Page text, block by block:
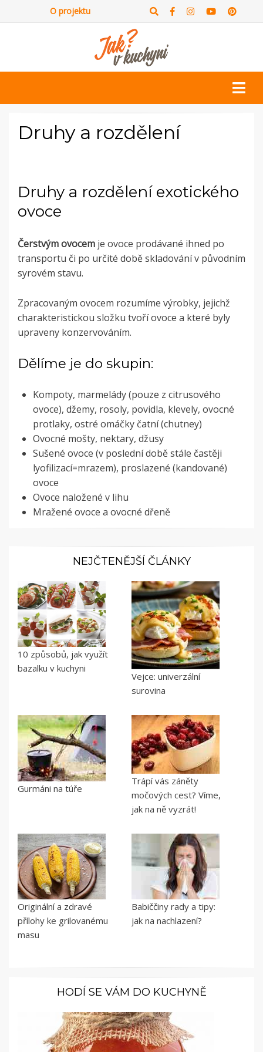
O projektu
Druhy a rozdělení
Druhy a rozdělení exotického
ovoce
Čerstvým ovocem je ovoce prodávané ihned po
transportu či po určité době skladování v původním
syrovém stavu.
Zpracovaným ovocem rozumíme výrobky, jejichž
charakteristickou složku tvoří ovoce a které byly
upraveny konzervováním.
Dělíme je do skupin:
Kompoty, marmelády (pouze z citrusového
ovoce), džemy, rosoly, povidla, klevely, ovocné
protlaky, ostré omáčky čatní (chutney)
Ovocné mošty, nektary, džusy
Sušené ovoce (v poslední době stále častěji
lyofilizací=mrazem), proslazené (kandované)
ovoce
Ovoce naložené v lihu
Mražené ovoce a ovocné dřeně
NEJČTENĚJŠÍ ČLÁNKY
10 způsobů, jak využít
bazalku v kuchyni
Vejce: univerzální
surovina
Gurmáni na túře
Trápí vás záněty
močových cest? Víme,
jak na ně vyzrát!
Originální a zdravé
přílohy ke grilovanému
masu
Babiččiny rady a tipy:
jak na nachlazení?
HODÍ SE VÁM DO KUCHYNĚ